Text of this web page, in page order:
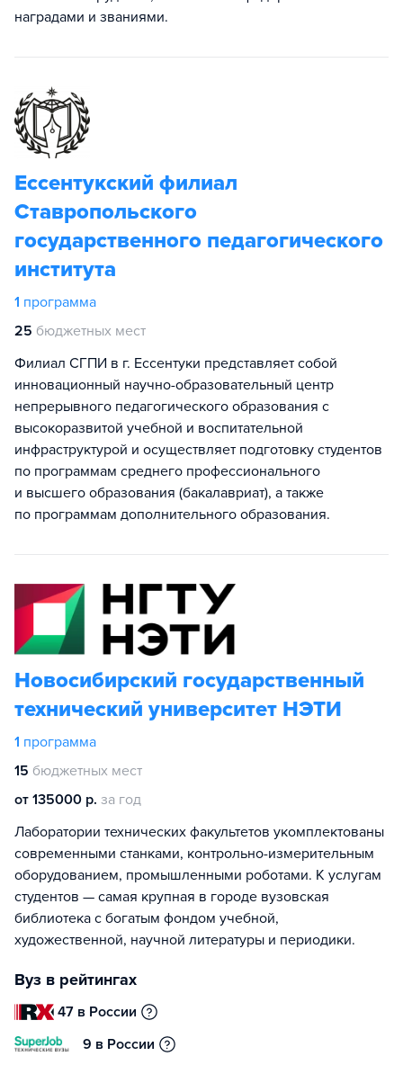
наградами и званиями.
Ессентукский филиал
Ставропольского
государственного педагогического
института
1 программа
25 бюджетных мест
Филиал СГПИ в г. Ессентуки представляет собой
инновационный научно-образовательный центр
непрерывного педагогического образования с
высокоразвитой учебной и воспитательной
инфраструктурой и осуществляет подготовку студентов
по программам среднего профессионального
и высшего образования (бакалавриат), а также
по программам дополнительного образования.
Новосибирский государственный
технический университет НЭТИ
1 программа
15 бюджетных мест
от 135000 р. за год
Лаборатории технических факультетов укомплектованы
современными станками, контрольно-измерительным
оборудованием, промышленными роботами. К услугам
студентов — самая крупная в городе вузовская
библиотека с богатым фондом учебной,
художественной, научной литературы и периодики.
Вуз в рейтингах
47 в России
9 в России